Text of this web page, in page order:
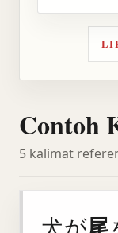
Contoh
5 kalimat
犬が